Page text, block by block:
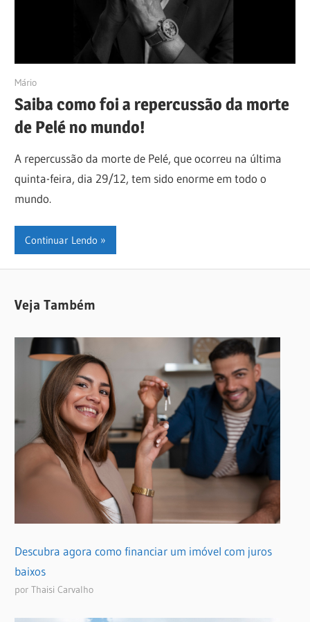
02/01/2023
Mário
Saiba como foi a repercussão da morte
de Pelé no mundo!
A repercussão da morte de Pelé, que ocorreu na última
quinta-feira, dia 29/12, tem sido enorme em todo o
mundo.
Continuar Lendo
Veja Também
Descubra agora como financiar um imóvel com juros
baixos
por Thaisi Carvalho